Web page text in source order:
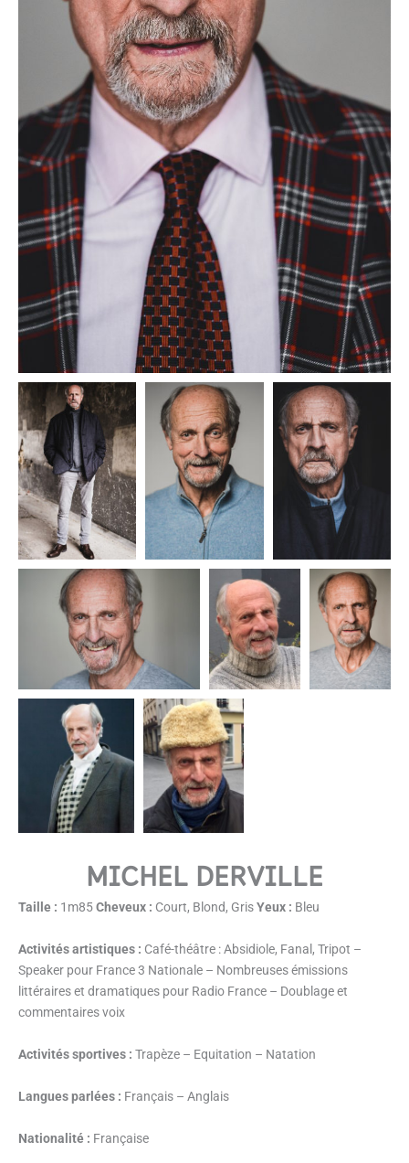
MICHEL DERVILLE
Taille : 1m85Cheveux : Court, Blond, GrisYeux : Bleu
Activités artistiques : Café-théâtre : Absidiole, Fanal, Tripot –
Speaker pour France 3 Nationale – Nombreuses émissions
littéraires et dramatiques pour Radio France – Doublage et
commentaires voix
Activités sportives : Trapèze – Equitation – Natation
Langues parlées : Français – Anglais
Nationalité : Française